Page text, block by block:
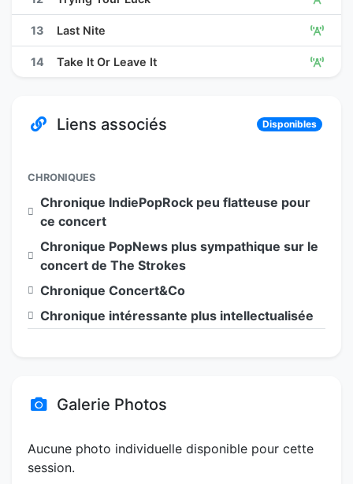
13 Last Nite
14 Take It Or Leave It
Liens associés Disponibles
CHRONIQUES
Chronique IndiePopRock peu flatteuse pour
ce concert
Chronique PopNews plus sympathique sur le
concert de The Strokes
Chronique Concert&Co
Chronique intéressante plus intellectualisée
Galerie Photos
Aucune photo individuelle disponible pour cette
session.